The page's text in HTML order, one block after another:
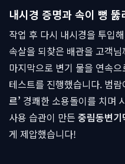
내시경 증명과 속이 뻥
작업 후 다시 내시경을 투입
속살을 되찾은 배관을 고객
마지막으로 변기 물을 연속
테스트를 진행했습니다. 범
르’ 경쾌한 소용돌이를 치며
사용 습관이 만든 중림동변기
게 제압했습니다!